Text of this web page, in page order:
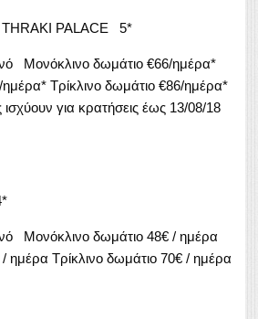
THRAKI PALACE 5*
Μονόκλινο δωμάτιο €66/ημέρα*
ημέρα* Τρίκλινο δωμάτιο €86/ημέρα*
για κρατήσεις έως 13/08/18
Μονόκλινο δωμάτιο 48€ / ημέρα
/ ημέρα Τρίκλινο δωμάτιο 70€ / ημέρα